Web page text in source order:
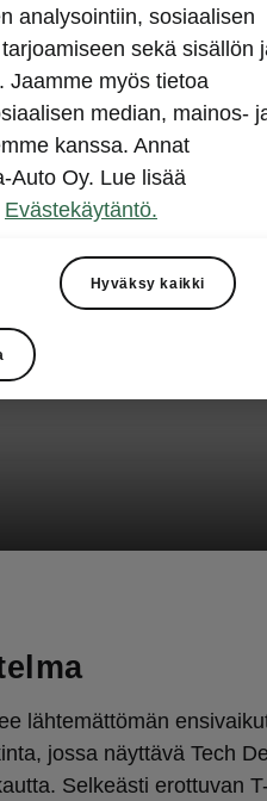
lähtemättömän
jossa näyttävä Tech
Selkeästi erottuvan
analysointiin, sosiaalisen
sekä sisällön
Jaamme myös tietoa
median, mainos-
kanssa. Annat
Auto Oy. Lue lisää
Evästekäytäntö.
Hyväksy kaikki